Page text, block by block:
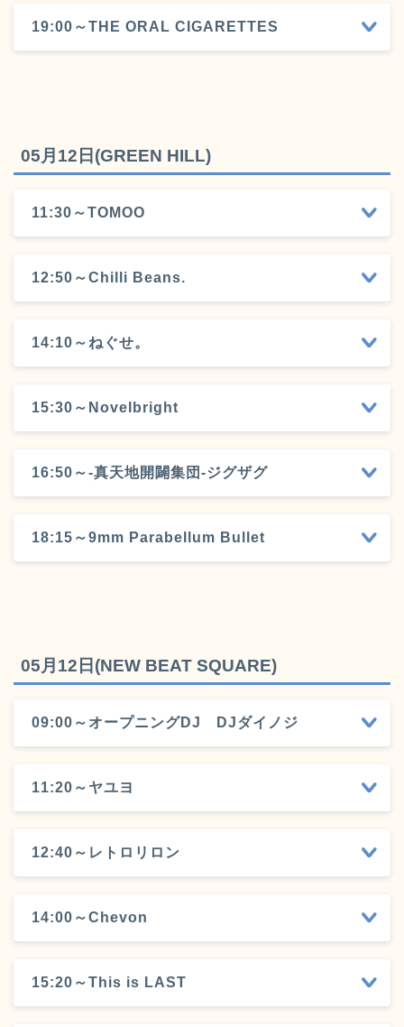
19:00～THE ORAL CIGARETTES
05月12日(GREEN HILL)
11:30～TOMOO
12:50～Chilli Beans.
14:10～ねぐせ。
15:30～Novelbright
16:50～-真天地開闢集団-ジグザグ
18:15～9mm Parabellum Bullet
05月12日(NEW BEAT SQUARE)
09:00～オープニングDJ DJダイノジ
11:20～ヤユヨ
12:40～レトロリロン
14:00～Chevon
15:20～This is LAST